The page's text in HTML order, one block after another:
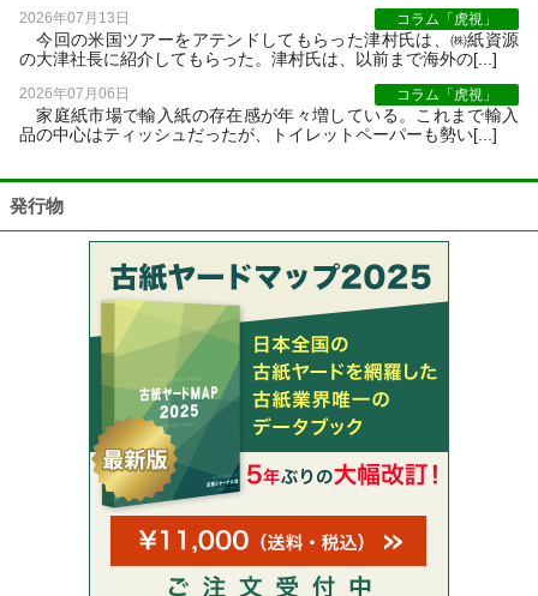
2026年07月13日 コラム「虎視」
今回の米国ツアーをアテンドしてもらった津村氏は、㈱紙資源
の大津社長に紹介してもらった。津村氏は、以前まで海外の[...]
2026年07月06日 コラム「虎視」
家庭紙市場で輸入紙の存在感が年々増している。これまで輸入
品の中心はティッシュだったが、トイレットペーパーも勢い[...]
発行物